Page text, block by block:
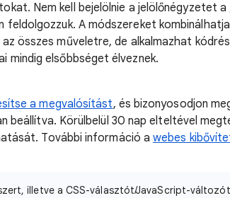
Nem kell bejelölnie a jelölőnégyzetet a
feldolgozzuk. A módszereket
összes műveletre, de alkalmazhat
mindig elsőbbséget élveznek.
a megvalósítást, és bizonyosodjon
beállítva. Körülbelül 30 nap elteltével
További információ awebes
illetve a CSS-választót/JavaScript-